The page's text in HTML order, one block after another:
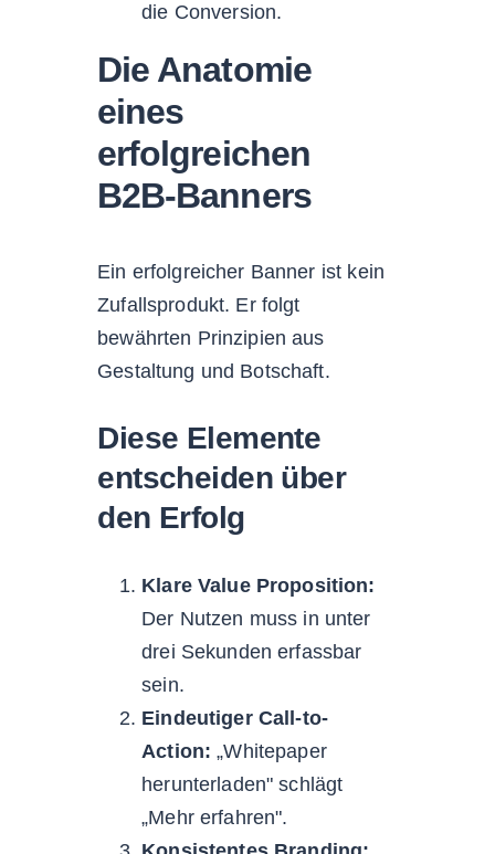
die Conversion.
Die Anatomie
eines
erfolgreichen
B2B-Banners
Ein erfolgreicher Banner ist kein
Zufallsprodukt. Er folgt
bewährten Prinzipien aus
Gestaltung und Botschaft.
Diese Elemente
entscheiden über
den Erfolg
Klare Value Proposition:
Der Nutzen muss in unter
drei Sekunden erfassbar
sein.
Eindeutiger Call-to-
Action: „Whitepaper
herunterladen" schlägt
„Mehr erfahren".